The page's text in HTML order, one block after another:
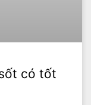
có tốt